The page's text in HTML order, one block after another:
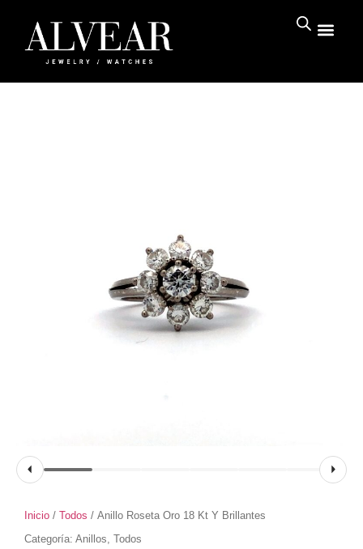
Inicio / Todos / Anillo Roseta Oro 18 Kt Y Brillantes
Categoría: Anillos Todos